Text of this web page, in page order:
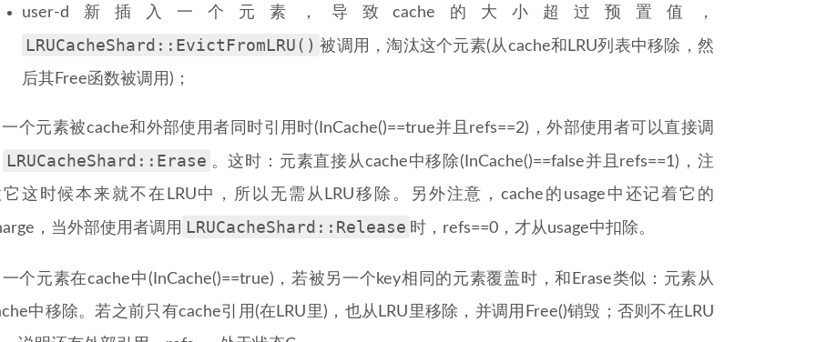
user-d新插入一个元素，导致cache的大小超过预置值，
LRUCacheShard::EvictFromLRU() 被调用，淘汰这个元素(从cache和LRU列表中移除，然
后其Free函数被调用)；
个元素被cache和外部使用者同时引用时(InCache()==true并且refs==2)，外部使用者可以直接调
LRUCacheShard::Erase 。这时：元素直接从cache中移除(InCache()==false并且refs==1)，注
它这时候本来就不在LRU中，所以无需从LRU移除。另外注意，cache的usage中还记着它的
，当外部使用者调用 LRUCacheShard::Release 时，refs==0，才从usage中扣除。
个元素在cache中(InCache()==true)，若被另一个key相同的元素覆盖时，和Erase类似：元素从
中移除。若之前只有cache引用(在LRU里)，也从LRU里移除，并调用Free()销毁；否则不在LRU